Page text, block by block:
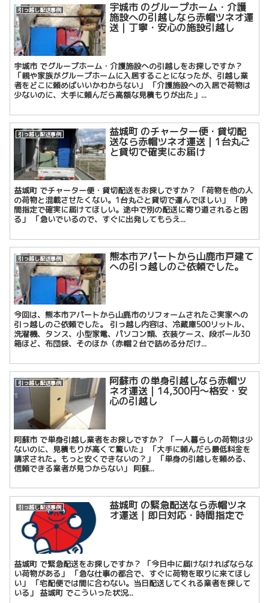
引っ越し配送事例 宇城市 のグループホーム・介護
施設への引越しなら赤帽ツネオ運
送｜丁寧・安心の施設引越し
宇城市 でグループホーム・介護施設への引越しをお探しですか？
「親や家族がグループホームに入居することになったが、引越し業
者をどこに頼めばいいかわからない」 「介護施設への入居で荷物は
少ないのに、大手に頼んだら高額な見積もりが出た」...
引っ越し配送事例 益城町 のチャーター便・貸切配
送なら赤帽ツネオ運送｜1台丸ご
と貸切で確実にお届け
益城町 でチャーター便・貸切配送をお探しですか？ 「荷物を他の人
の荷物と混載させたくない。1台丸ごと貸切で運んでほしい」 「時
間指定で確実に届けてほしい。途中で別の配送に寄り道されると困
る」 「急いでいるので、すぐに出発してもらえ...
引っ越し配送事例 熊本市アパートから山鹿市戸建て
への引っ越しのご依頼でした。
今回は、熊本市アパートから山鹿市のリフォームされたご実家への
引っ越しのご依頼でした。 引っ越し内容は、冷蔵庫500リットル、
洗濯機、タンス、小型家電、パソコン類、衣装ケース、段ボール30
箱ほど、布団袋、そのほか（赤帽２台で詰める分だけ...
引っ越し配送事例 阿蘇市 の単身引越しなら赤帽ツ
ネオ運送｜14,300円〜格安・安
心の引越し
阿蘇市 で単身引越し業者をお探しですか？ 「一人暮らしの荷物は少
ないのに、見積もりが高くて驚いた」 「大手に頼んだら最低料金を
請求された。もっと安くできないの？」 「単身の引越しを頼める、
信頼できる業者が見つからない」 阿蘇...
引っ越し配送事例 益城町 の緊急配送なら赤帽ツネ
オ運送｜即日対応・時間指定で
益城町 で緊急配送をお探しですか？ 「今日中に届けなければならな
い荷物がある」 「急な仕事の都合で、すぐに荷物を取りに来てほし
い」 「宅配便では間に合わない。当日配送してくれる業者を探して
いる」 益城町 でこういった状況...